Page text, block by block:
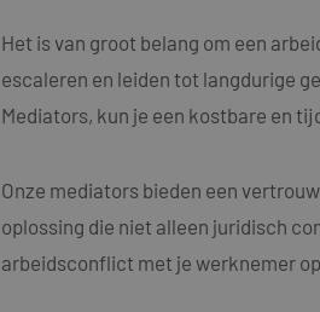
Het is van groot belang om een
escaleren en leiden tot langdurige
Mediators, kun je een kostbare en
Onze mediators bieden een
oplossing die niet alleen juridisch
arbeidsconflict met je werknemer
_ga_4ZL076M2M8
SM